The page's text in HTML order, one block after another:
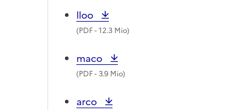
lloo
(PDF- 12.3 Mio)
maco
(PDF- 3.9 Mio)
arco